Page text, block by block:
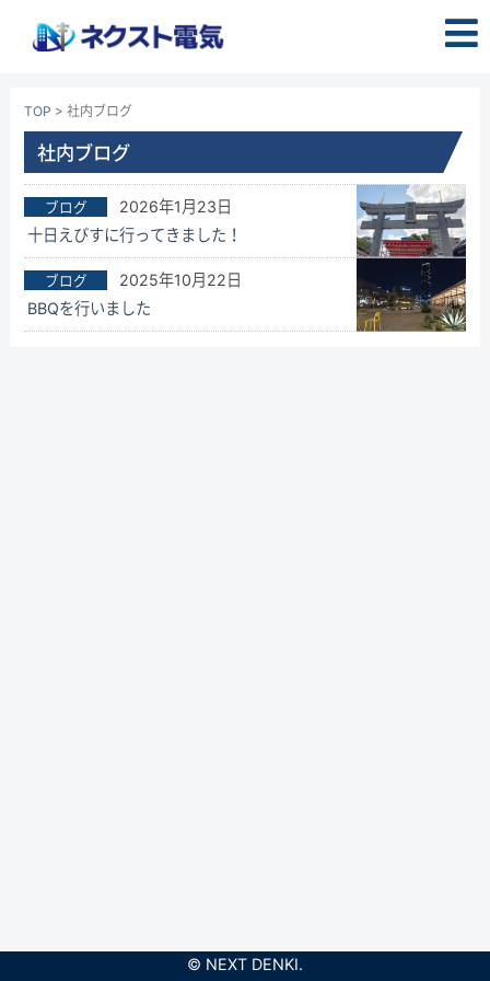
コ
ン
ス
キ
ッ
TOP >社内ブログ
社内ブログ
ブログ
2026年1月23日
十日えびすに行ってきました！
ブログ
2025年10月22日
BBQを行いました
© NEXT DENKI.